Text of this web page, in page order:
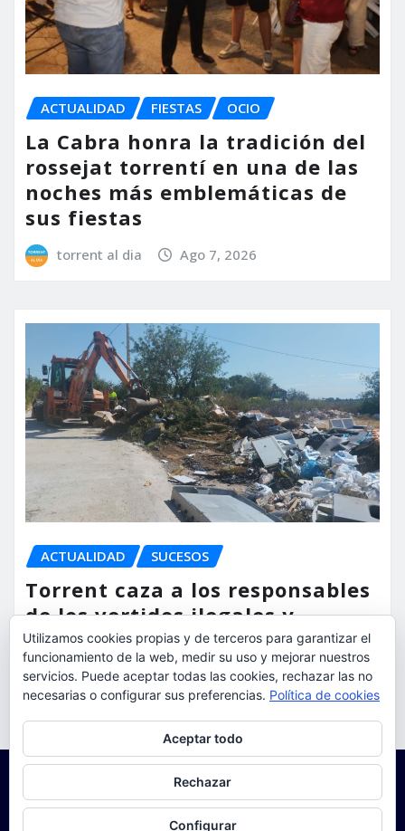
ACTUALIDAD FIESTAS OCIO
La Cabra honra la tradición del
rossejat torrentí en una de las
noches más emblemáticas de
sus fiestas
torrent al dia Ago 7, 2026
ACTUALIDAD SUCESOS
Torrent caza a los responsables
de los vertidos ilegales y
endurece las sanciones
torrent al dia Ago 7, 2026
Utilizamos cookies propias y de terceros para garantizar el
funcionamiento de la web, medir su uso y mejorar nuestros
servicios. Puede aceptar todas las cookies, rechazar las no
necesarias o configurar sus preferencias. Política de cookies
Aceptar todo
Rechazar
Configurar
Para obtener más información, incluido cómo gestionar las cookies,